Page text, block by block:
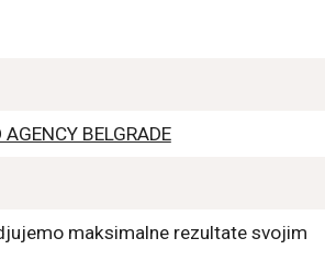
AGENCY BELGRADE
maksimalne rezultate svojim